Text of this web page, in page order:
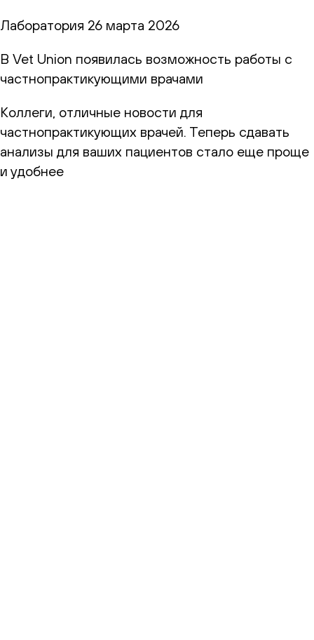
Лаборатория 26 марта 2026
В Vet Union появилась возможность работы с
частнопрактикующими врачами
Коллеги, отличные новости для
частнопрактикующих врачей. Теперь сдавать
анализы для ваших пациентов стало еще проще
и удобнее